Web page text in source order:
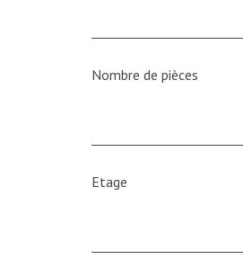
Nombre de pièces
Etage